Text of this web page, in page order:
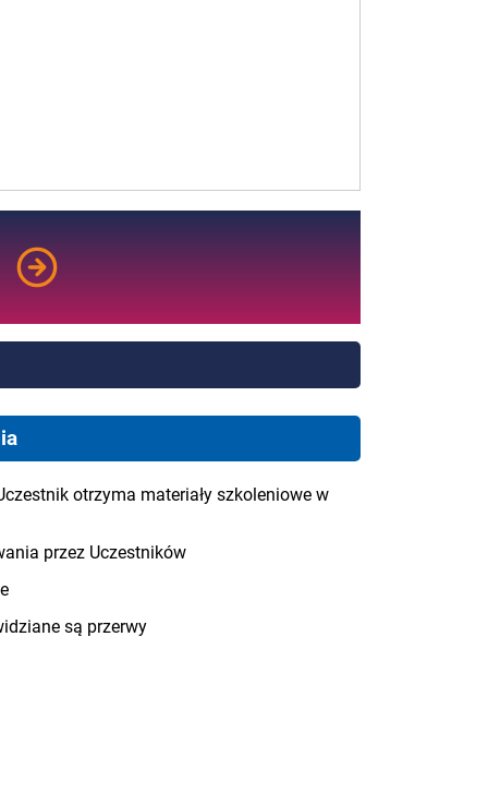
otrzyma materiały szkoleniowe w
przez Uczestników
są przerwy